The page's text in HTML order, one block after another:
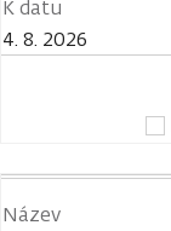
K datu
4. 8. 2026
Název